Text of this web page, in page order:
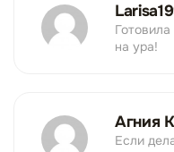
на ура!
Агния
Если